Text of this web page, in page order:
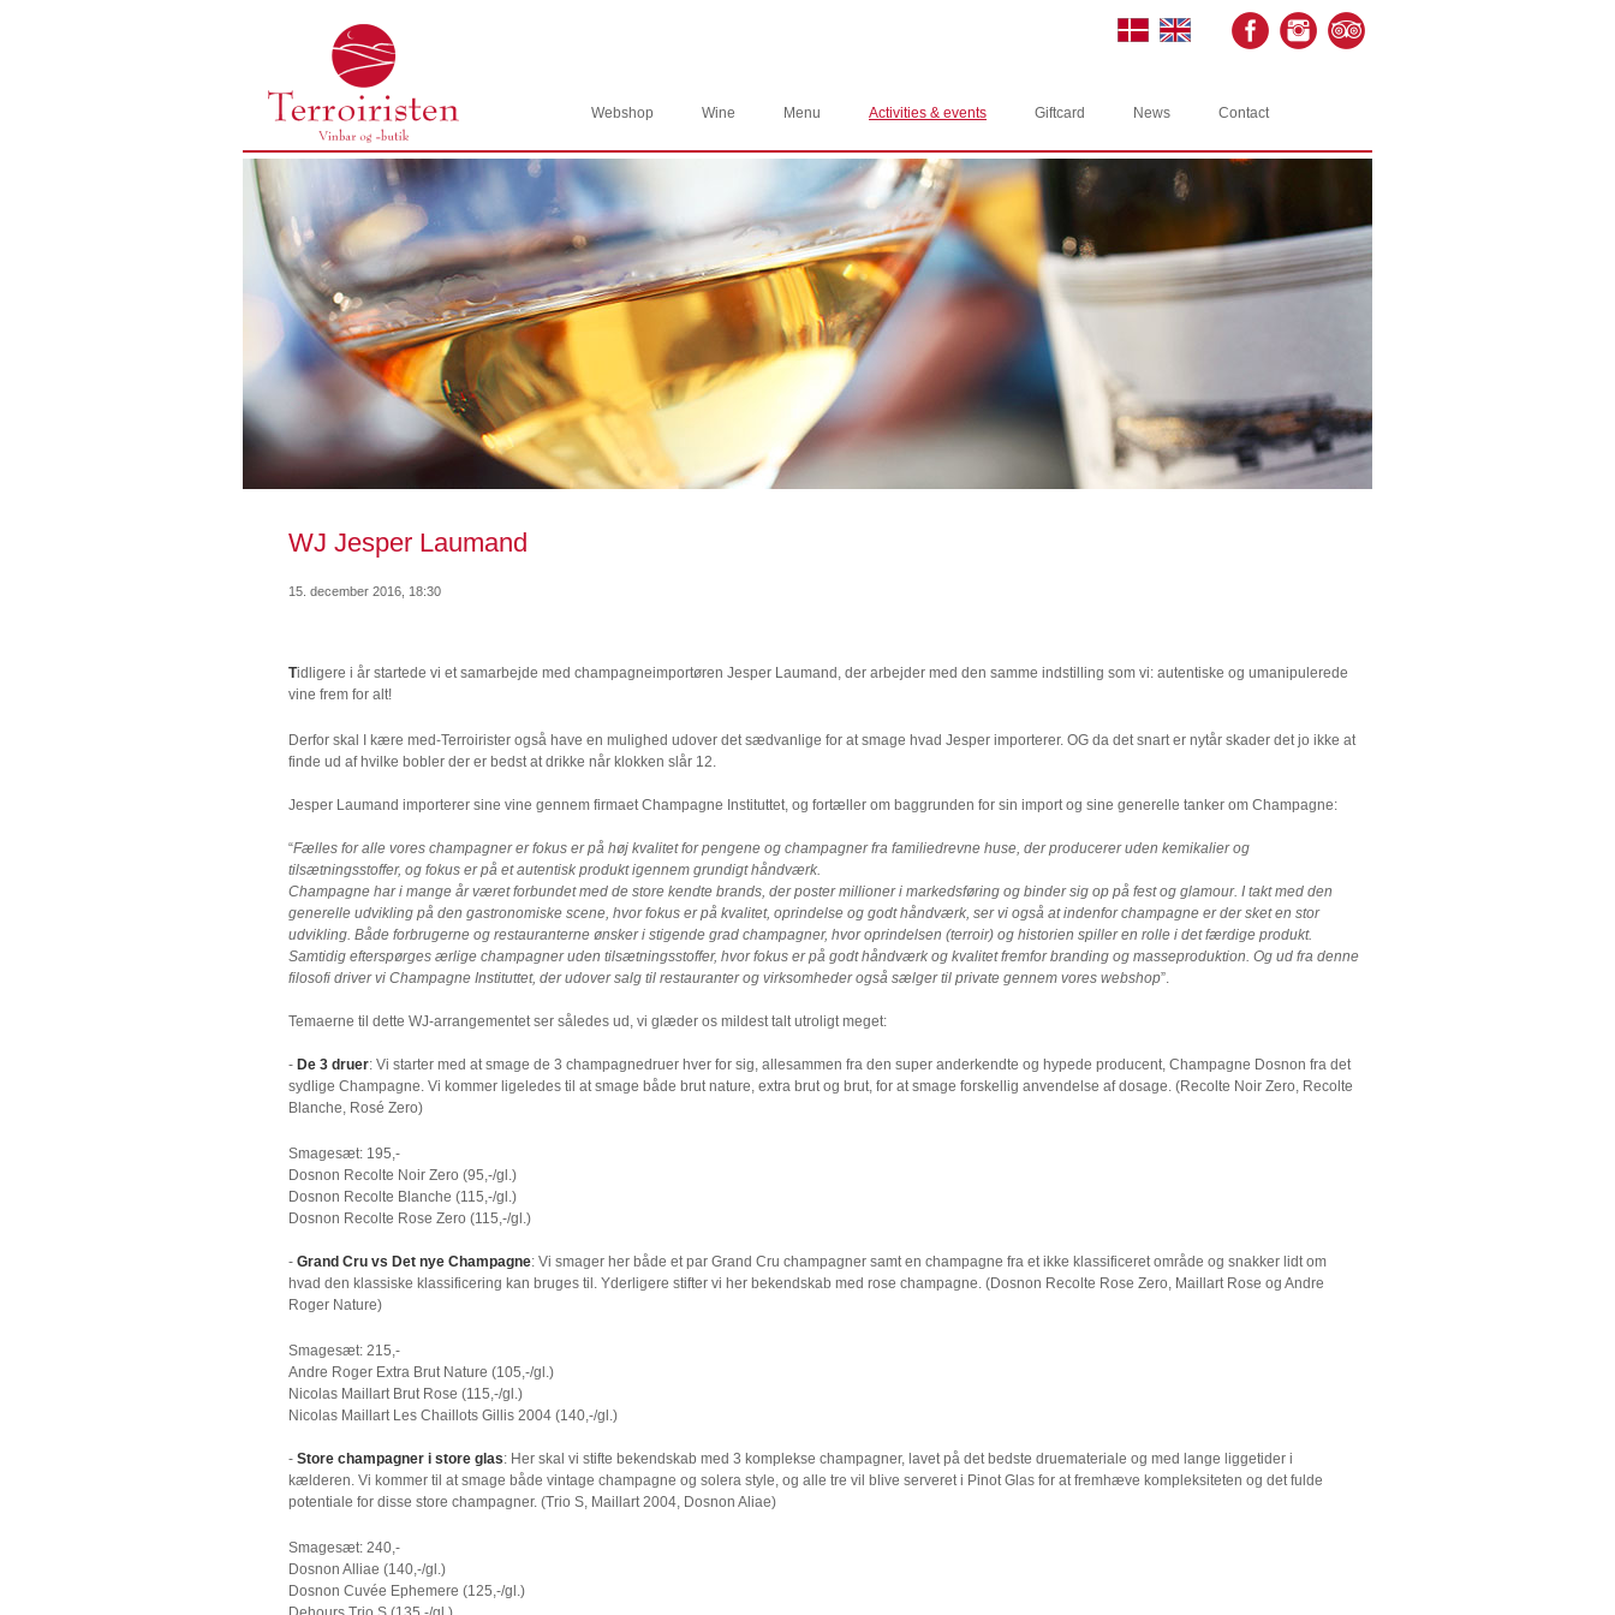
Webshop Wine Menu Activities & events Giftcard News Contact
WJ Jesper Laumand
15. december 2016, 18:30
Tidligere i år startede vi et samarbejde med champagneimportøren Jesper Laumand, der arbejder med den samme indstilling som vi: autentiske og umanipulerede
vine frem for alt!
Derfor skal I kære med-Terroirister også have en mulighed udover det sædvanlige for at smage hvad Jesper importerer. OG da det snart er nytår skader det jo ikke at
finde ud af hvilke bobler der er bedst at drikke når klokken slår 12.
Jesper Laumand importerer sine vine gennem firmaet Champagne Instituttet, og fortæller om baggrunden for sin import og sine generelle tanker om Champagne:
“Fælles for alle vores champagner er fokus er på høj kvalitet for pengene og champagner fra familiedrevne huse, der producerer uden kemikalier og
tilsætningsstoffer, og fokus er på et autentisk produkt igennem grundigt håndværk.
Champagne har i mange år været forbundet med de store kendte brands, der poster millioner i markedsføring og binder sig op på fest og glamour. I takt med den
generelle udvikling på den gastronomiske scene, hvor fokus er på kvalitet, oprindelse og godt håndværk, ser vi også at indenfor champagne er der sket en stor
udvikling. Både forbrugerne og restauranterne ønsker i stigende grad champagner, hvor oprindelsen (terroir) og historien spiller en rolle i det færdige produkt.
Samtidig efterspørges ærlige champagner uden tilsætningsstoffer, hvor fokus er på godt håndværk og kvalitet fremfor branding og masseproduktion. Og ud fra denne
filosofi driver vi Champagne Instituttet, der udover salg til restauranter og virksomheder også sælger til private gennem vores webshop”.
Temaerne til dette WJ-arrangementet ser således ud, vi glæder os mildest talt utroligt meget:
- De 3 druer: Vi starter med at smage de 3 champagnedruer hver for sig, allesammen fra den super anderkendte og hypede producent, Champagne Dosnon fra det
sydlige Champagne. Vi kommer ligeledes til at smage både brut nature, extra brut og brut, for at smage forskellig anvendelse af dosage. (Recolte Noir Zero, Recolte
Blanche, Rosé Zero)
Smagesæt: 195,-
Dosnon Recolte Noir Zero (95,-/gl.)
Dosnon Recolte Blanche (115,-/gl.)
Dosnon Recolte Rose Zero (115,-/gl.)
- Grand Cru vs Det nye Champagne: Vi smager her både et par Grand Cru champagner samt en champagne fra et ikke klassificeret område og snakker lidt om
hvad den klassiske klassificering kan bruges til. Yderligere stifter vi her bekendskab med rose champagne. (Dosnon Recolte Rose Zero, Maillart Rose og Andre
Roger Nature)
Smagesæt: 215,-
Andre Roger Extra Brut Nature (105,-/gl.)
Nicolas Maillart Brut Rose (115,-/gl.)
Nicolas Maillart Les Chaillots Gillis 2004 (140,-/gl.)
- Store champagner i store glas: Her skal vi stifte bekendskab med 3 komplekse champagner, lavet på det bedste druemateriale og med lange liggetider i
kælderen. Vi kommer til at smage både vintage champagne og solera style, og alle tre vil blive serveret i Pinot Glas for at fremhæve kompleksiteten og det fulde
potentiale for disse store champagner. (Trio S, Maillart 2004, Dosnon Aliae)
Smagesæt: 240,-
Dosnon Alliae (140,-/gl.)
Dosnon Cuvée Ephemere (125,-/gl.)